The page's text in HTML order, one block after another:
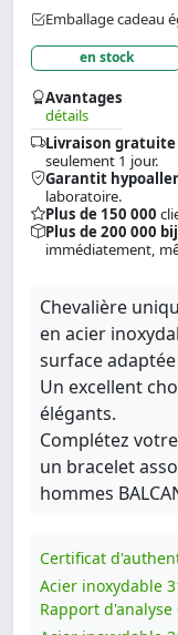
Emballage cadeau
en stock
Avantages
détails
Livraison gratuite
seulement 1 jour.
Garantit
laboratoire.
Plus de 150 000
Plus de 200 000
immédiatement,
Chevalière
en acier
surface
Un excellent
élégants.
Complétez
un bracelet
hommes
Certificat
Acier inoxydable
Rapport